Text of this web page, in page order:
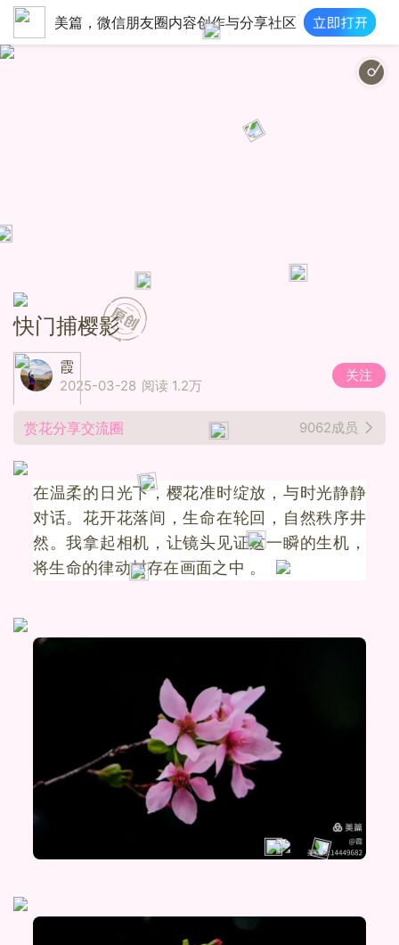
美篇，微信朋友圈内容创作与分享社区
快门捕樱影
霞
2025-03-28 阅读 1.2万
关注
赏花分享交流圈 9062成员
在温柔的日光下，樱花准时绽放，与时光静静
对话。花开花落间，生命在轮回，自然秩序井
然。我拿起相机，让镜头见证这一瞬的生机，
将生命的律动封存在画面之中 。
Il